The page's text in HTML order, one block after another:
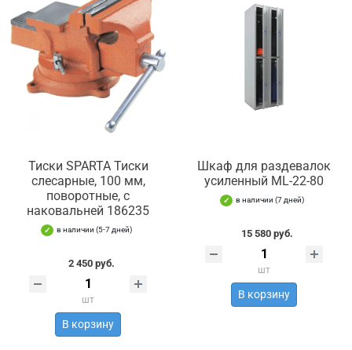
Тиски SPARTA Тиски
слесарные, 100 мм,
поворотные, с
наковальней 186235
в наличии (5-7 дней)
2 450 руб.
шт
В корзину
Шкаф для раздевалок
усиленный ML-22-80
в наличии (7 дней)
15 580 руб.
шт
В корзину